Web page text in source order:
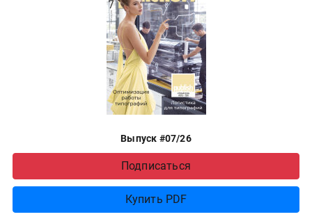
Выпуск #07/26
Подписаться
Купить PDF